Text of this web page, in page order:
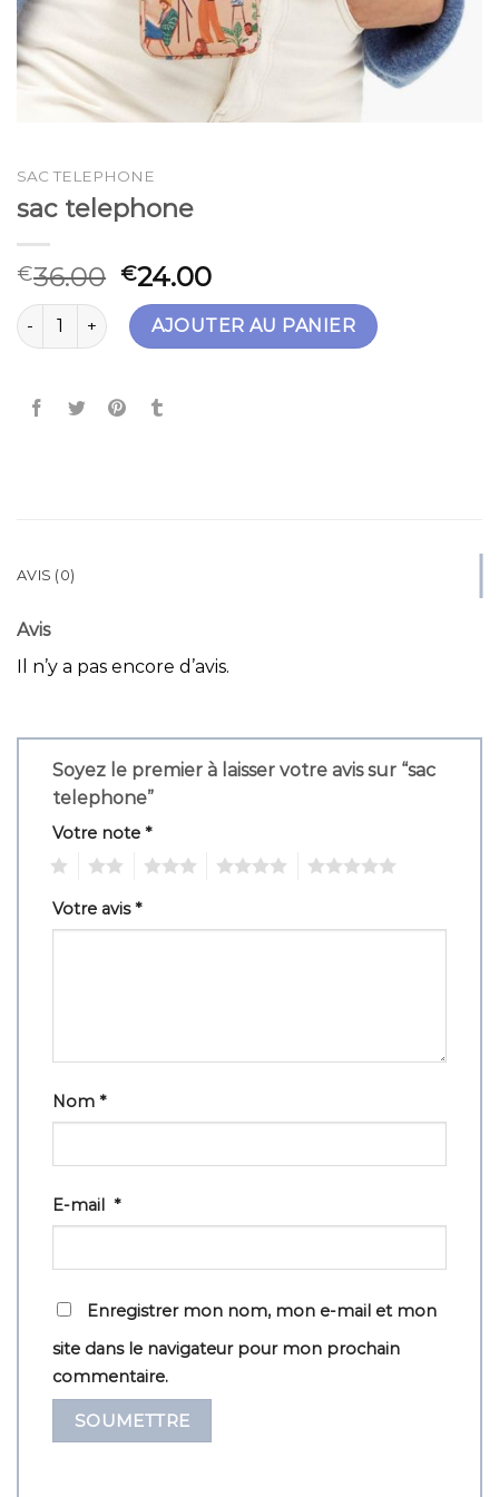
SAC TELEPHONE
sac telephone
€36.00 €24.00
quantité de sac telephoneAJOUTER AU PANIER
AVIS (0)
Avis
Il n’y a pas encore d’avis.
Soyez le premier à laisser votre avis sur “sac
telephone”
Votre note *
Votre avis*
Nom *
E-mail *
Enregistrer mon nom, mon e-mail et mon
site dans le navigateur pour mon prochain
commentaire.